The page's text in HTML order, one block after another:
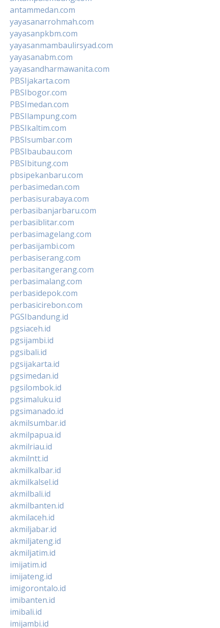
antammedan.com
yayasanarrohmah.com
yayasanpkbm.com
yayasanmambaulirsyad.com
yayasanabm.com
yayasandharmawanita.com
PBSIjakarta.com
PBSIbogor.com
PBSImedan.com
PBSIlampung.com
PBSIkaltim.com
PBSIsumbar.com
PBSIbaubau.com
PBSIbitung.com
pbsipekanbaru.com
perbasimedan.com
perbasisurabaya.com
perbasibanjarbaru.com
perbasiblitar.com
perbasimagelang.com
perbasijambi.com
perbasiserang.com
perbasitangerang.com
perbasimalang.com
perbasidepok.com
perbasicirebon.com
PGSIbandung.id
pgsiaceh.id
pgsijambi.id
pgsibali.id
pgsijakarta.id
pgsimedan.id
pgsilombok.id
pgsimaluku.id
pgsimanado.id
akmilsumbar.id
akmilpapua.id
akmilriau.id
akmilntt.id
akmilkalbar.id
akmilkalsel.id
akmilbali.id
akmilbanten.id
akmilaceh.id
akmiljabar.id
akmiljateng.id
akmiljatim.id
imijatim.id
imijateng.id
imigorontalo.id
imibanten.id
imibali.id
imijambi.id